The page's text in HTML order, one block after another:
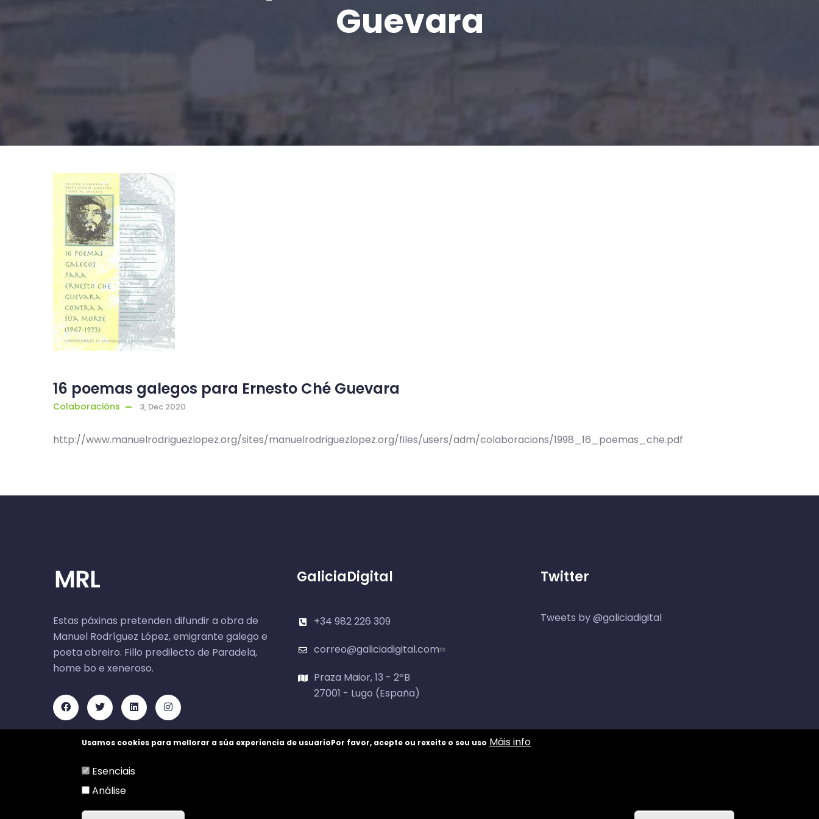
Guevara
16 poemas galegos para Ernesto Ché Guevara
Colaboracións 3, Dec 2020
http://www.manuelrodriguezlopez.org/sites/manuelrodriguezlopez.org/files/users/adm/colaboracions/1998_16_poemas_che.pdf
Estas páxinas pretenden difundir a obra de
Manuel Rodríguez López, emigrante galego e
poeta obreiro. Fillo predilecto de Paradela,
home bo e xeneroso.
GaliciaDigital
+34 982 226 309
correo@galiciadigital.com
Praza Maior, 13 - 2ºB
27001 - Lugo (España)
Twitter
Tweets by @galiciadigital
Usamos cookies para mellorar a súa experiencia de usuarioPor favor, acepte ou rexeite o seu uso Máis info
Esenciais
Análise